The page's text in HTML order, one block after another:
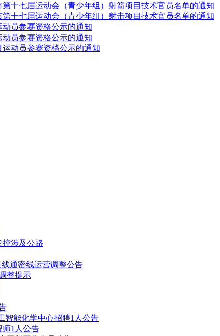
十七届运动会（青少年组）射箭项目技术官员名单的通知
十七届运动会（青少年组）射击项目技术官员名单的通知
员参赛资格公示的通知
员参赛资格公示的通知
动员参赛资格公示的通知
控涉及公路
线通密线运营调整公告
整提示
智能化学中心招聘1人公告
师1人公告